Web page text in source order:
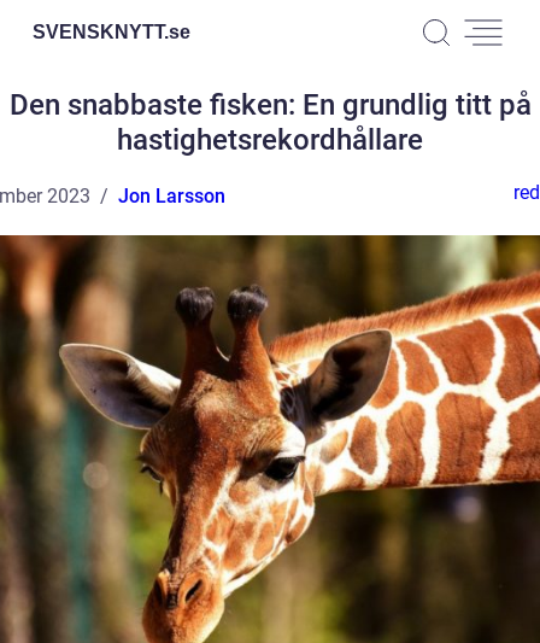
SVENSKNYTT.se
Den snabbaste fisken: En grundlig titt på
hastighetsrekordhållare
2023 Jon Larsson